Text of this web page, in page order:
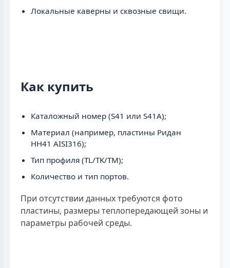
Локальные каверны и сквозные свищи.
Как купить
Каталожный номер (S41 или S41A);
Материал (например, пластины Ридан
НН41 AISI316);
Тип профиля (TL/TK/TM);
Количество и тип портов.
При отсутствии данных требуются фото
пластины, размеры теплопередающей зоны и
параметры рабочей среды.